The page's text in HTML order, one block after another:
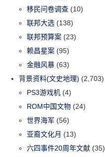
移民问卷调查 (10)
联邦大选 (138)
联邦预算案 (23)
赖昌星案 (95)
金融风暴 (63)
背景资料(文史地理) (2,703)
PS3游戏机 (4)
ROM中国文物 (24)
世界海军 (56)
亚裔文化月 (13)
六四事件20周年文献 (35)